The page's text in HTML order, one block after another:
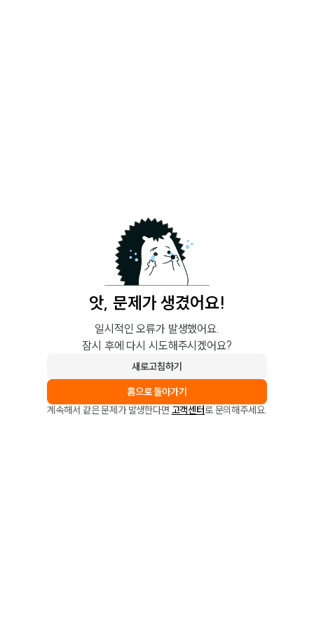
앗, 문제가 생겼어요!
일시적인 오류가 발생했어요.
잠시 후에 다시 시도해주시겠어요?
새로고침하기
홈으로 돌아가기
계속해서 같은 문제가 발생한다면 고객센터로 문의해주세요.